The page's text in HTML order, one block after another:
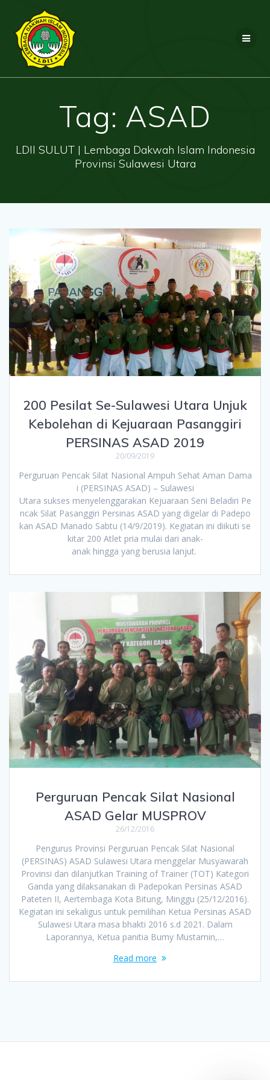
Tag: ASAD
LDII SULUT | Lembaga Dakwah Islam Indonesia
Provinsi Sulawesi Utara
200 Pesilat Se-Sulawesi Utara Unjuk
Kebolehan di Kejuaraan Pasanggiri
PERSINAS ASAD 2019
20/09/2019
Perguruan Pencak Silat Nasional Ampuh Sehat Aman Dama
i (PERSINAS ASAD) – Sulawesi
Utara sukses menyelenggarakan Kejuaraan Seni Beladiri Pe
ncak Silat Pasanggiri Persinas ASAD yang digelar di Padepo
kan ASAD Manado Sabtu (14/9/2019). Kegiatan ini diikuti se
kitar 200 Atlet pria mulai dari anak-
anak hingga yang berusia lanjut.
Perguruan Pencak Silat Nasional
ASAD Gelar MUSPROV
26/12/2016
Pengurus Provinsi Perguruan Pencak Silat Nasional
(PERSINAS) ASAD Sulawesi Utara menggelar Musyawarah
Provinsi dan dilanjutkan Training of Trainer (TOT) Kategori
Ganda yang dilaksanakan di Padepokan Persinas ASAD
Pateten II, Aertembaga Kota Bitung, Minggu (25/12/2016).
Kegiatan ini sekaligus untuk pemilihan Ketua Persinas ASAD
Sulawesi Utara masa bhakti 2016 s.d 2021. Dalam
Laporannya, Ketua panitia Bumy Mustamin,…
Read more